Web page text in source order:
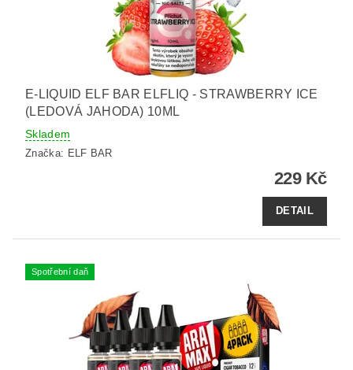
E-LIQUID ELF BAR ELFLIQ - STRAWBERRY ICE
(LEDOVÁ JAHODA) 10ML
Skladem
Značka: ELF BAR
229 Kč
DETAIL
Spotřební daň